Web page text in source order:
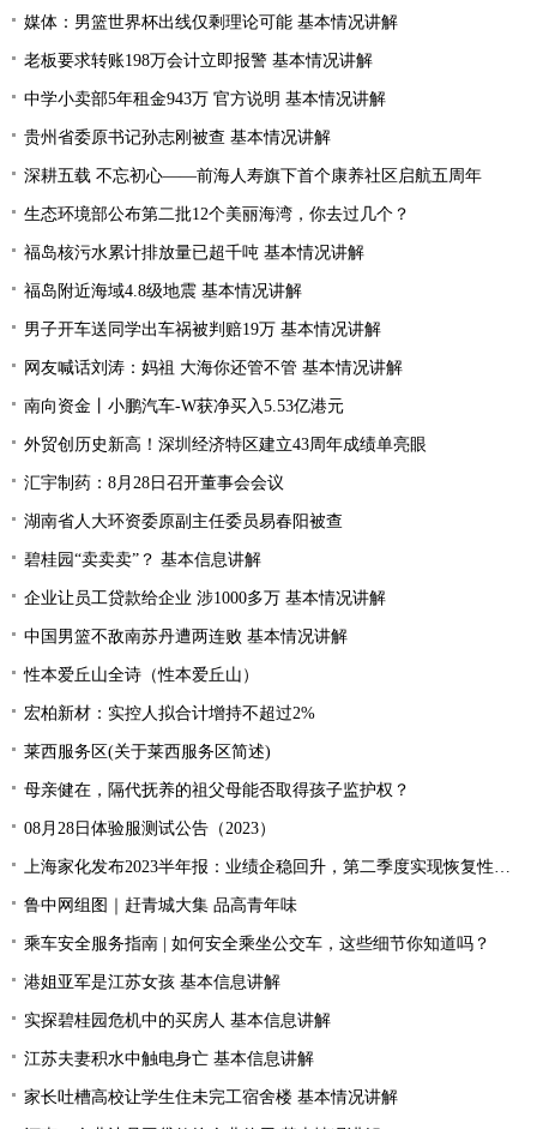
媒体：男篮世界杯出线仅剩理论可能 基本情况讲解
老板要求转账198万会计立即报警 基本情况讲解
中学小卖部5年租金943万 官方说明 基本情况讲解
贵州省委原书记孙志刚被查 基本情况讲解
深耕五载 不忘初心——前海人寿旗下首个康养社区启航五周年
生态环境部公布第二批12个美丽海湾，你去过几个？
福岛核污水累计排放量已超千吨 基本情况讲解
福岛附近海域4.8级地震 基本情况讲解
男子开车送同学出车祸被判赔19万 基本情况讲解
网友喊话刘涛：妈祖 大海你还管不管 基本情况讲解
南向资金丨小鹏汽车-W获净买入5.53亿港元
外贸创历史新高！深圳经济特区建立43周年成绩单亮眼
汇宇制药：8月28日召开董事会会议
湖南省人大环资委原副主任委员易春阳被查
碧桂园“卖卖卖”？ 基本信息讲解
企业让员工贷款给企业 涉1000多万 基本情况讲解
中国男篮不敌南苏丹遭两连败 基本情况讲解
性本爱丘山全诗（性本爱丘山）
宏柏新材：实控人拟合计增持不超过2%
莱西服务区(关于莱西服务区简述)
母亲健在，隔代抚养的祖父母能否取得孩子监护权？
08月28日体验服测试公告（2023）
上海家化发布2023半年报：业绩企稳回升，第二季度实现恢复性增长
鲁中网组图｜赶青城大集 品高青年味
乘车安全服务指南 | 如何安全乘坐公交车，这些细节你知道吗？
港姐亚军是江苏女孩 基本信息讲解
实探碧桂园危机中的买房人 基本信息讲解
江苏夫妻积水中触电身亡 基本信息讲解
家长吐槽高校让学生住未完工宿舍楼 基本情况讲解